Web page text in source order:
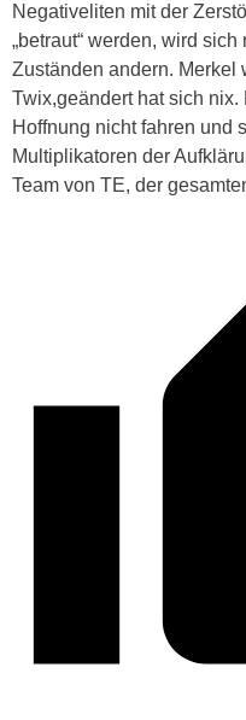
Negativeliten mit der
„betraut“ werden, wird
Zuständen andern. Merkel
Twix,geändert hat sich
Hoffnung nicht fahren und
Multiplikatoren der
Team von TE, der